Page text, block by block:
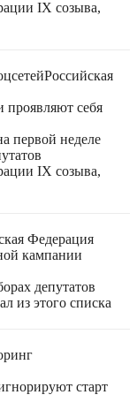
IX созыва,
Российская
проявляют себя
первой неделе
IX созыва,
Федерация
кампании
депутатов
из этого списка
старт